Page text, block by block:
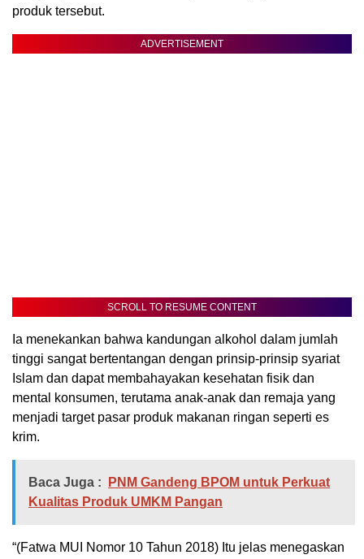
produk tersebut.
ADVERTISEMENT
SCROLL TO RESUME CONTENT
Ia menekankan bahwa kandungan alkohol dalam jumlah
tinggi sangat bertentangan dengan prinsip-prinsip syariat
Islam dan dapat membahayakan kesehatan fisik dan
mental konsumen, terutama anak-anak dan remaja yang
menjadi target pasar produk makanan ringan seperti es
krim.
Baca Juga :
PNM Gandeng BPOM untuk Perkuat
Kualitas Produk UMKM Pangan
“(Fatwa MUI Nomor 10 Tahun 2018) Itu jelas menegaskan